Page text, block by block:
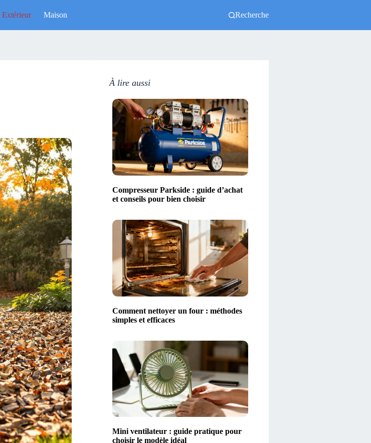
Extérieur Maison Recherche
À lire aussi
Compresseur Parkside : guide d’achat
et conseils pour bien choisir
Comment nettoyer un four : méthodes
simples et efficaces
Mini ventilateur : guide pratique pour
choisir le modèle idéal